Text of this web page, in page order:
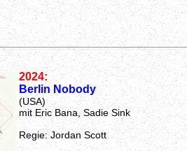
2024:
Berlin Nobody
(USA)
mit Eric Bana, Sadie Sink
Regie: Jordan Scott